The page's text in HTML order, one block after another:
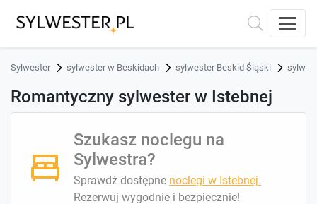
Sylwester sylwester w Beskidach sylwester Beskid Śląski
Romantyczny sylwester w Istebnej
Szukasz noclegu na
Sylwestra?
Sprawdź dostępne noclegi w Istebnej.
Rezerwuj wygodnie i bezpiecznie!